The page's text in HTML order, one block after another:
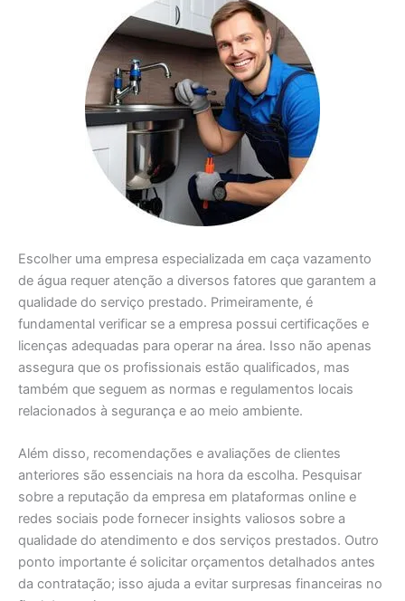
Escolher uma empresa especializada em caça vazamento
de água requer atenção a diversos fatores que garantem a
qualidade do serviço prestado. Primeiramente, é
fundamental verificar se a empresa possui certificações e
licenças adequadas para operar na área. Isso não apenas
assegura que os profissionais estão qualificados, mas
também que seguem as normas e regulamentos locais
relacionados à segurança e ao meio ambiente.
Além disso, recomendações e avaliações de clientes
anteriores são essenciais na hora da escolha. Pesquisar
sobre a reputação da empresa em plataformas online e
redes sociais pode fornecer insights valiosos sobre a
qualidade do atendimento e dos serviços prestados. Outro
ponto importante é solicitar orçamentos detalhados antes
da contratação; isso ajuda a evitar surpresas financeiras no